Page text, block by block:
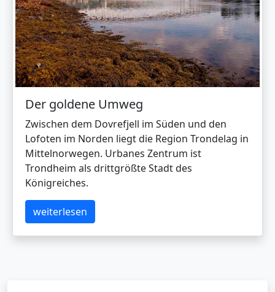
Der goldene Umweg
Zwischen dem Dovrefjell im Süden und den
Lofoten im Norden liegt die Region Trondelag in
Mittelnorwegen. Urbanes Zentrum ist
Trondheim als drittgrößte Stadt des
Königreiches.
weiterlesen